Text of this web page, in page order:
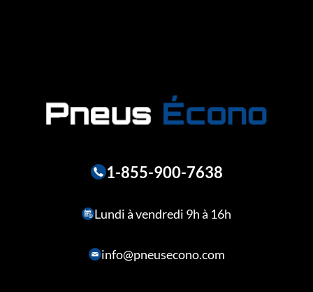
1-855-900-7638
Lundi à vendredi 9h à 16h
info@pneusecono.com